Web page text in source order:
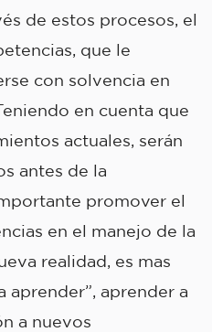
de estos procesos, el
que le
con solvencia en
en cuenta que
actuales, serán
antes de la
promover el
en el manejo de la
realidad, es mas
aprender”, aprender a
a nuevos